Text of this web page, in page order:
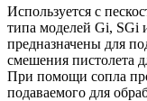
Используется с
типа моделей Gi, SGi
предназначены для
смешения пистолета
При помощи сопла
подаваемого для